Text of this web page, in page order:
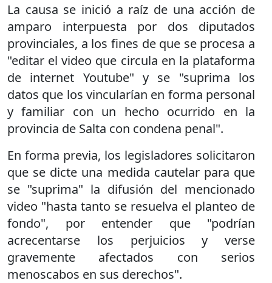
La causa se inició a raíz de una acción de
amparo interpuesta por dos diputados
provinciales, a los fines de que se procesa a
"editar el video que circula en la plataforma
de internet Youtube" y se "suprima los
datos que los vincularían en forma personal
y familiar con un hecho ocurrido en la
provincia de Salta con condena penal".
En forma previa, los legisladores solicitaron
que se dicte una medida cautelar para que
se "suprima" la difusión del mencionado
video "hasta tanto se resuelva el planteo de
fondo", por entender que "podrían
acrecentarse los perjuicios y verse
gravemente afectados con serios
menoscabos en sus derechos".